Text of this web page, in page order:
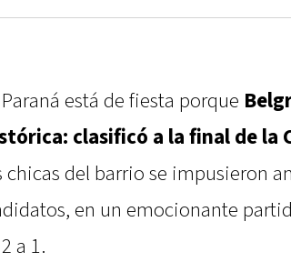
está de fiesta porque
clasificó a la final de la
chicas del barrio se impusieron
en un emocionante
a 1.